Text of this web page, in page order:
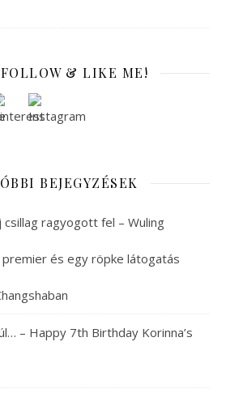
& LIKE ME!
BEJEGYZÉSEK
csillag ragyogott fel – Wuling
premier és egy röpke látogatás
– Happy 7th Birthday Korinna’s